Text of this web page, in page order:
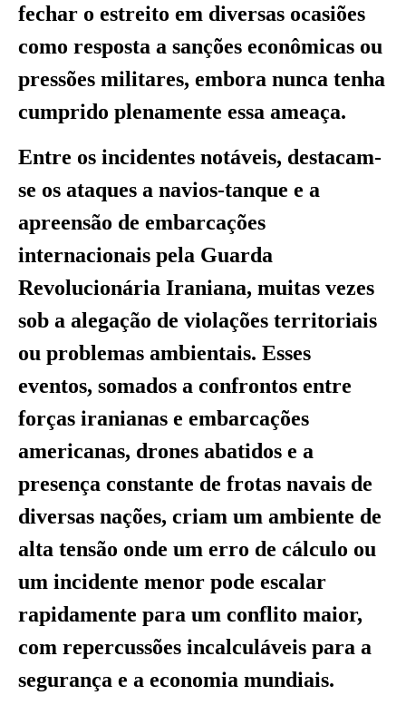
fechar o estreito em diversas ocasiões
como resposta a sanções econômicas ou
pressões militares, embora nunca tenha
cumprido plenamente essa ameaça.
Entre os incidentes notáveis, destacam-
se os ataques a navios-tanque e a
apreensão de embarcações
internacionais pela Guarda
Revolucionária Iraniana, muitas vezes
sob a alegação de violações territoriais
ou problemas ambientais. Esses
eventos, somados a confrontos entre
forças iranianas e embarcações
americanas, drones abatidos e a
presença constante de frotas navais de
diversas nações, criam um ambiente de
alta tensão onde um erro de cálculo ou
um incidente menor pode escalar
rapidamente para um conflito maior,
com repercussões incalculáveis para a
segurança e a economia mundiais.